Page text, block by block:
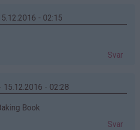
- 02:15
Svar
15.12.2016 - 02:28
Book
Svar